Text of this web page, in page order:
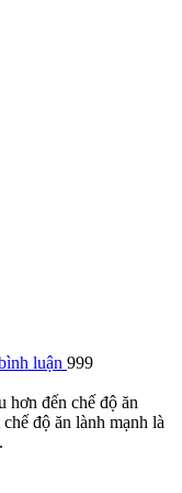
luận 999
hơn đến chế độ ăn
độ ăn lành mạnh là